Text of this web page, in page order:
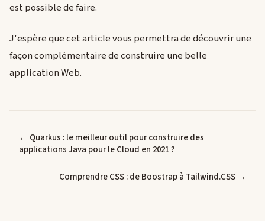
est possible de faire.
J'espère que cet article vous permettra de découvrir une
façon complémentaire de construire une belle
application Web.
← Quarkus : le meilleur outil pour construire des
applications Java pour le Cloud en 2021 ?
Comprendre CSS : de Boostrap à Tailwind.CSS →